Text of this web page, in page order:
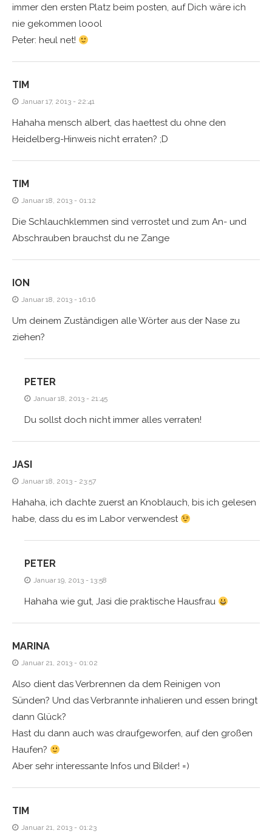
immer den ersten Platz beim posten, auf Dich wäre ich
nie gekommen loool
Peter: heul net!
TIM
Januar 17, 2013 - 22:41
Hahaha mensch albert, das haettest du ohne den
Heidelberg-Hinweis nicht erraten? ;D
TIM
Januar 18, 2013 - 01:12
Die Schlauchklemmen sind verrostet und zum An- und
Abschrauben brauchst du ne Zange
ION
Januar 18, 2013 - 16:16
Um deinem Zuständigen alle Wörter aus der Nase zu
ziehen?
PETER
Januar 18, 2013 - 21:45
Du sollst doch nicht immer alles verraten!
JASI
Januar 18, 2013 - 23:57
Hahaha, ich dachte zuerst an Knoblauch, bis ich gelesen
habe, dass du es im Labor verwendest
PETER
Januar 19, 2013 - 13:58
Hahaha wie gut, Jasi die praktische Hausfrau
MARINA
Januar 21, 2013 - 01:02
Also dient das Verbrennen da dem Reinigen von
Sünden? Und das Verbrannte inhalieren und essen bringt
dann Glück?
Hast du dann auch was draufgeworfen, auf den großen
Haufen?
Aber sehr interessante Infos und Bilder! =)
TIM
Januar 21, 2013 - 01:23